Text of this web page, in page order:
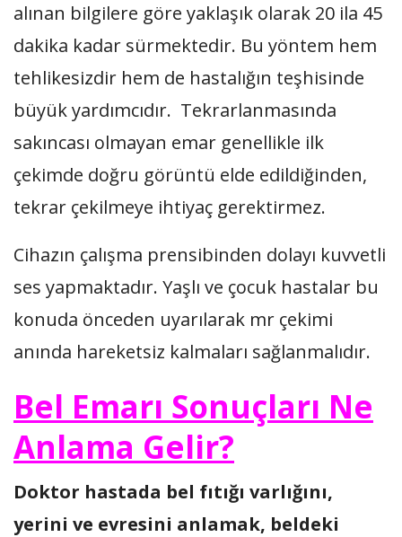
alınan bilgilere göre yaklaşık olarak 20 ila 45
dakika kadar sürmektedir. Bu yöntem hem
tehlikesizdir hem de hastalığın teşhisinde
büyük yardımcıdır. Tekrarlanmasında
sakıncası olmayan emar genellikle ilk
çekimde doğru görüntü elde edildiğinden,
tekrar çekilmeye ihtiyaç gerektirmez.
Cihazın çalışma prensibinden dolayı kuvvetli
ses yapmaktadır. Yaşlı ve çocuk hastalar bu
konuda önceden uyarılarak mr çekimi
anında hareketsiz kalmaları sağlanmalıdır.
Bel Emarı Sonuçları Ne
Anlama Gelir?
Doktor hastada bel fıtığı varlığını,
yerini ve evresini anlamak, beldeki